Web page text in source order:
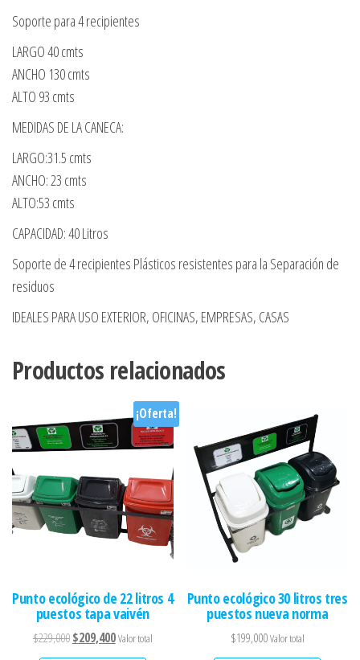
Soporte para 4 recipientes
LARGO 40 cmts
ANCHO 130 cmts
ALTO 93 cmts
MEDIDAS DE LA CANECA:
LARGO:31.5 cmts
ANCHO: 23 cmts
ALTO:53 cmts
CAPACIDAD: 40 Litros
Soporte de 4 recipientes Plásticos resistentes para la Separación de
residuos
IDEALES PARA USO EXTERIOR, OFICINAS, EMPRESAS, CASAS
Productos relacionados
¡Oferta!
Punto ecológico de 22 litros 4
puestos tapa vaivén
$229,000El precio original era: $229,000.
$209,400El precio actual es: $209,400.
Valor total
Punto ecológico 30 litros tres
puestos nueva norma
$199,000Valor total